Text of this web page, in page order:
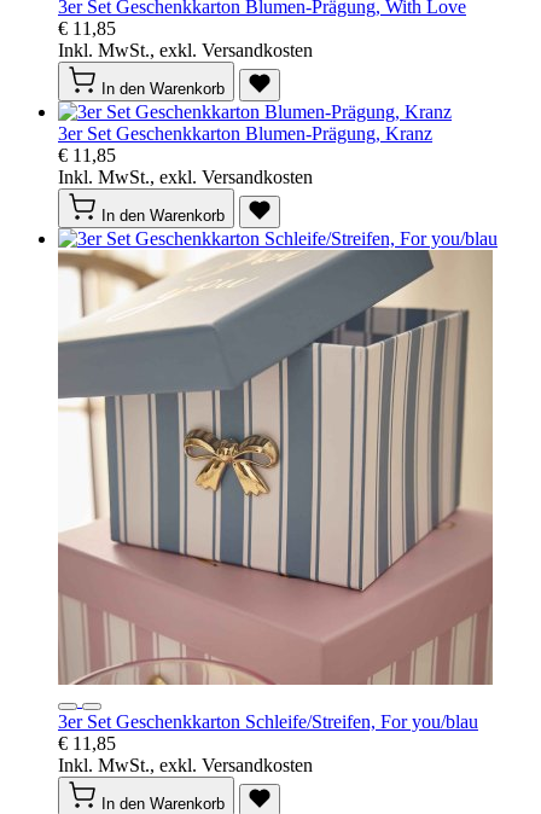
3er Set Geschenkkarton Blumen-Prägung, With Love
€ 11,85
Inkl. MwSt., exkl. Versandkosten
In den Warenkorb
3er Set Geschenkkarton Blumen-Prägung, Kranz
€ 11,85
Inkl. MwSt., exkl. Versandkosten
In den Warenkorb
3er Set Geschenkkarton Schleife/Streifen, For you/blau
€ 11,85
Inkl. MwSt., exkl. Versandkosten
In den Warenkorb